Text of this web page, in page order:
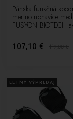
Pánska funkčná
merino nohavice
FUSYON BIOTECH
107,10 € 119,00€
LETNÝ VÝPREDAJ